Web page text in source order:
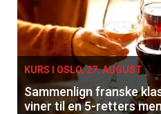
KURS I OSLO, 27. AUGUST
Sammenlign franske
viner til en 5-retters